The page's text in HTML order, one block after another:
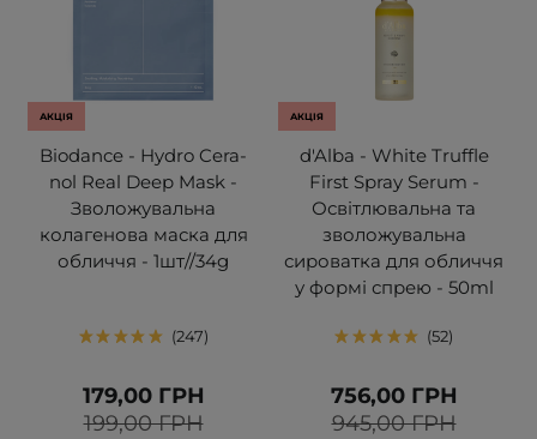
АКЦІЯ
Biodance - Hydro Cera-
nol Real Deep Mask -
Зволожувальна
колагенова маска для
обличчя - 1шт//34g
247
199,00 ГРН
179,00 ГРН
АКЦІЯ
d'Alba - White Truffle
First Spray Serum -
Освітлювальна та
зволожувальна
сироватка для обличчя
у формі спрею - 50ml
52
945,00 ГРН
756,00 ГРН